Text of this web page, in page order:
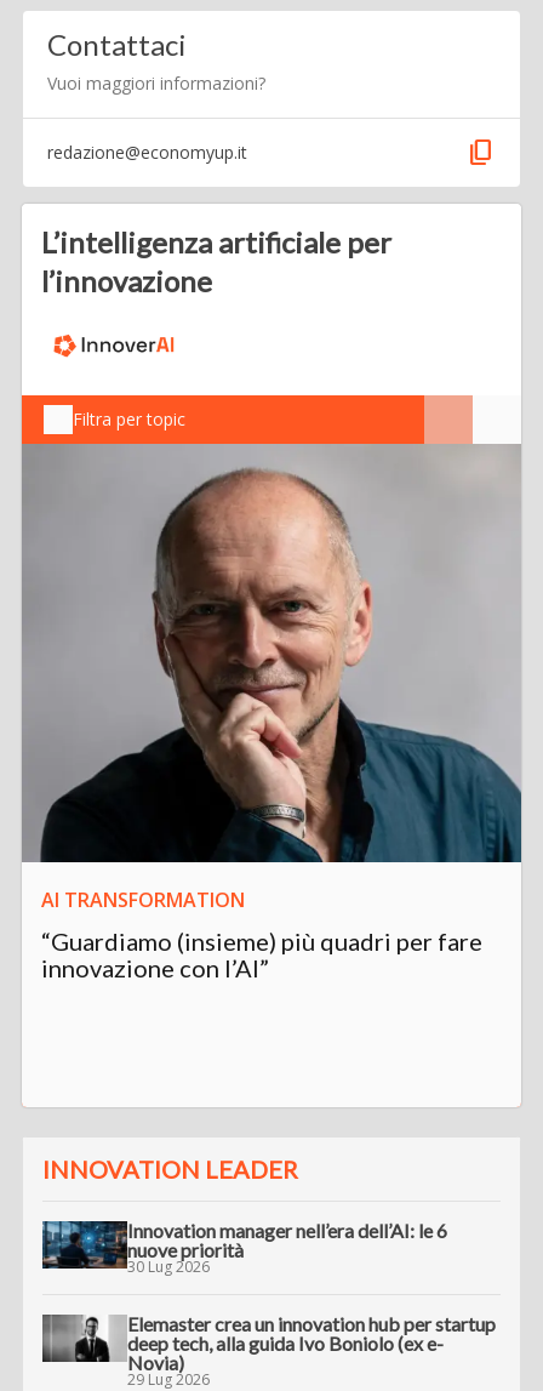
Contattaci
Vuoi maggiori informazioni?
redazione@economyup.it content_copy
L’intelligenza artificiale per
l’innovazione
Filtra per topic
AI TRANSFORMATION
“Guardiamo (insieme) più quadri per fare
innovazione con l’AI”
INNOVATION LEADER
Innovation manager nell’era dell’AI: le 6
nuove priorità
30 Lug 2026
Elemaster crea un innovation hub per startup
deep tech, alla guida Ivo Boniolo (ex e-
Novia)
29 Lug 2026